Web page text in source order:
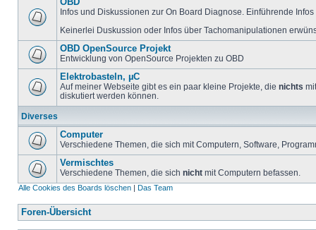
OBD
Infos und Diskussionen zur On Board Diagnose. Einführende
Keinerlei Duskussion oder Infos über Tachomanipulationen
OBD OpenSource Projekt
Entwicklung von OpenSource Projekten zu OBD
Elektrobasteln, µC
Auf meiner Webseite gibt es ein paar kleine Projekte, die nichts
diskutiert werden können.
Diverses
Computer
Verschiedene Themen, die sich mit Computern, Software,
Vermischtes
Verschiedene Themen, die sich nicht mit Computern befassen.
Alle Cookies des Boards löschen | Das Team
Foren-Übersicht